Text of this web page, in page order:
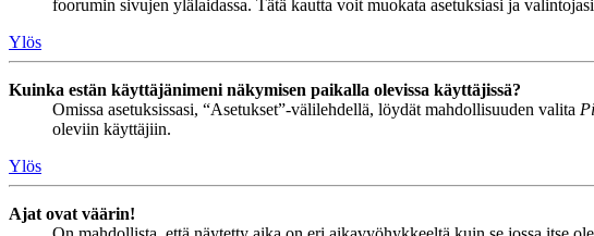
foorumin sivujen ylälaidassa. Tätä kautta voit muokata asetuksiasi ja
Ylös
Kuinka estän käyttäjänimeni näkymisen paikalla olevissa käyttäjissä?
Omissa asetuksissasi, “Asetukset”-välilehdellä, löydät mahdollisuuden valita
oleviin käyttäjiin.
Ylös
Ajat ovat väärin!